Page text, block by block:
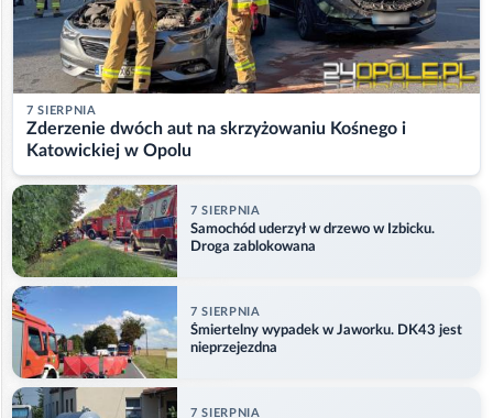
7 SIERPNIA
Zderzenie dwóch aut na skrzyżowaniu Kośnego i
Katowickiej w Opolu
7 SIERPNIA
Samochód uderzył w drzewo w Izbicku.
Droga zablokowana
7 SIERPNIA
Śmiertelny wypadek w Jaworku. DK43 jest
nieprzejezdna
7 SIERPNIA